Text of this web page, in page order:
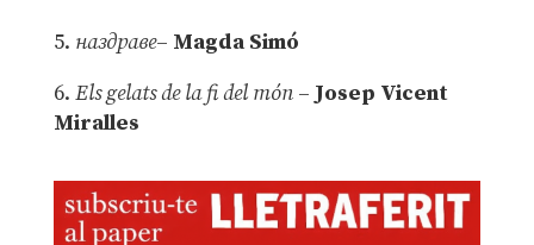
5. наздраве– Magda Simó
6. Els gelats de la fi del món – Josep Vicent
Miralles